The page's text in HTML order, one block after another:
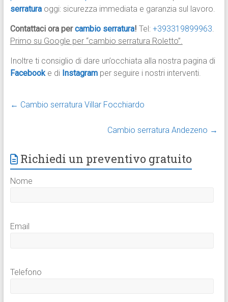
serratura oggi: sicurezza immediata e garanzia sul lavoro.
Contattaci ora percambio serratura! Tel: +393319899963.
Primo su Google per “cambio serratura Roletto”.
Inoltre ti consiglio di dare un’occhiata alla nostra pagina di
Facebook e di Instagram per seguire i nostri interventi.
← Cambio serratura Villar Focchiardo
Cambio serratura Andezeno →
Richiedi un preventivo gratuito
Nome
Email
Telefono